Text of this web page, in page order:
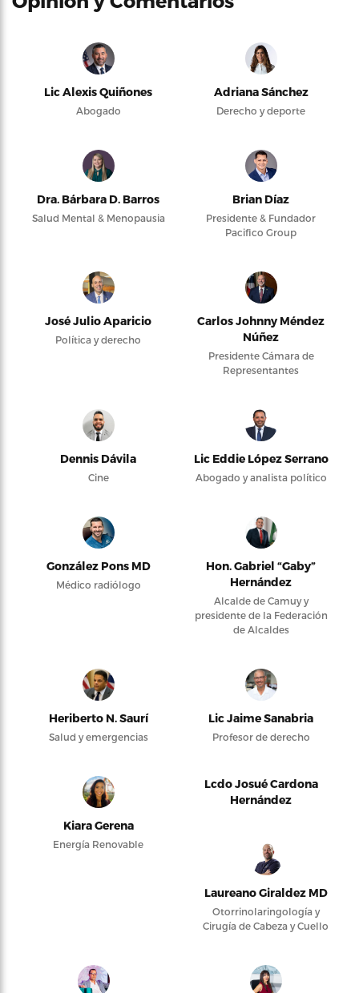
Lic Alexis Quiñones
Abogado
Adriana Sánchez
Derecho y deporte
Dra. Bárbara D. Barros
Salud Mental & Menopausia
Brian Díaz
Presidente & Fundador
Pacifico Group
José Julio Aparicio
Política y derecho
Carlos Johnny Méndez
Núñez
Presidente Cámara de
Representantes
Dennis Dávila
Cine
Lic Eddie López Serrano
Abogado y analista político
González Pons MD
Médico radiólogo
Hon. Gabriel “Gaby”
Hernández
Alcalde de Camuy y
presidente de la Federación
de Alcaldes
Heriberto N. Saurí
Salud y emergencias
Lic Jaime Sanabria
Profesor de derecho
Kiara Gerena
Energía Renovable
Lcdo Josué Cardona
Hernández
Laureano Giraldez MD
Otorrinolaringología y
Cirugía de Cabeza y Cuello